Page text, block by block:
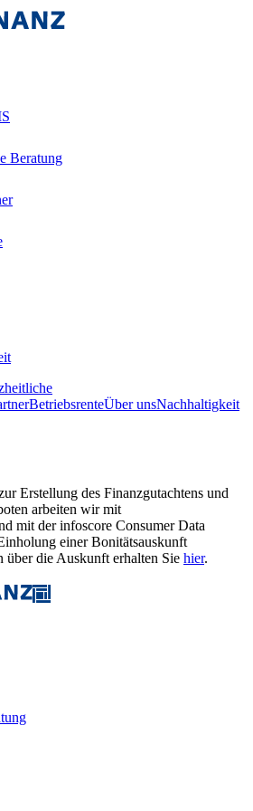
Beratung
BetriebsrenteÜber unsNachhaltigkeit
Erstellung des Finanzgutachtens und
arbeiten wir mit
mit der infoscore Consumer Data
einer Bonitätsauskunft
über die Auskunft erhalten Sie hier.